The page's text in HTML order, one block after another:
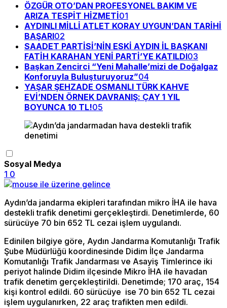
ÖZGÜR OTO’DAN PROFESYONEL BAKIM VE
ARIZA TESPİT HİZMETİ01
AYDINLI MİLLİ ATLET KORAY UYGUN’DAN TARİHİ
BAŞARI02
SAADET PARTİSİ’NİN ESKİ AYDIN İL BAŞKANI
FATİH KARAHAN YENİ PARTİ’YE KATILDI03
Başkan Zencirci “Yeni Mahalle’mizi de Doğalgaz
Konforuyla Buluşturuyoruz”04
YAŞAR ŞEHZADE OSMANLI TÜRK KAHVE
EVİ’NDEN ÖRNEK DAVRANIŞ: ÇAY 1 YIL
BOYUNCA 10 TL!05
Sosyal Medya
1 0
Aydın’da jandarma ekipleri tarafından mikro İHA ile hava
destekli trafik denetimi gerçekleştirdi. Denetimlerde, 60
sürücüye 70 bin 652 TL cezai işlem uygulandı.
Edinilen bilgiye göre, Aydın Jandarma Komutanlığı Trafik
Şube Müdürlüğü koordinesinde Didim İlçe Jandarma
Komutanlığı Trafik Jandarması ve Asayiş Timlerince iki
periyot halinde Didim ilçesinde Mikro İHA ile havadan
trafik denetim gerçekleştirildi. Denetimde; 170 araç, 154
kişi kontrol edildi. 60 sürücüye ise 70 bin 652 TL cezai
işlem uygulanırken, 22 araç trafikten men edildi.